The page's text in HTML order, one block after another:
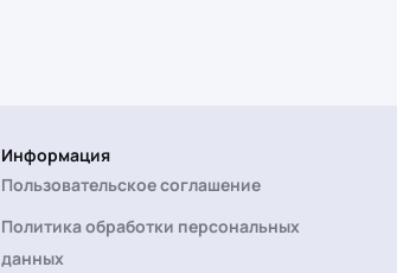
Информация
Пользовательское соглашение
Политика обработки персональных
данных